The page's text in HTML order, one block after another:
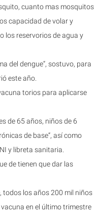
cuanto mas mosquitos
capacidad de volar y
los reservorios de agua y
del dengue“, sostuvo, para
este año.
torios para aplicarse
de 65 años, niños de 6
de base“, así como
y libreta sanitaria.
de tienen que dar las
todos los años 200 mil niños
en el último trimestre